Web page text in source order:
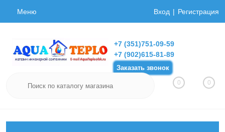
Меню Вход Регистрация
+7 (351)751-09-59
+7 (902)615-81-89
Заказать звонок
0 0